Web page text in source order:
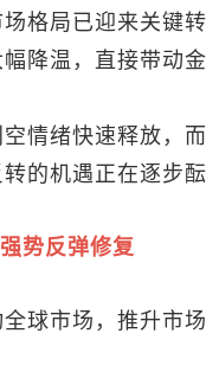
格局已迎来关键
降温，直接带动
情绪快速释放，
的机遇正在逐步
势反弹修复
球市场，推升市